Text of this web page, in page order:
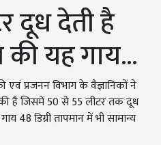
दूध देती है
की यह गाय...
प्रजनन विभाग के वैज्ञानिकों ने
है जिसमें 50 से 55 लीटर तक दूध
48 डिग्री तापमान में भी सामान्य